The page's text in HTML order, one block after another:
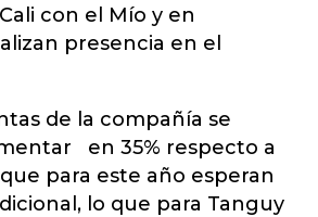
con el Mío y en
presencia en el
de la compañía se
en 35% respecto a
para este año esperan
lo que para Tanguy